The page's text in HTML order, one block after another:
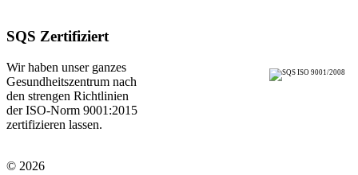
SQS Zertifiziert
Wir haben unser ganzes
Gesundheitszentrum nach
den strengen Richtlinien
der ISO-Norm 9001:2015
zertifizieren lassen.
© 2026